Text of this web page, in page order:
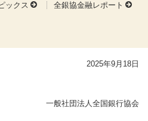
ックス
全銀協金融レポート
2025年9月18日
一般社団法人全国銀行協会